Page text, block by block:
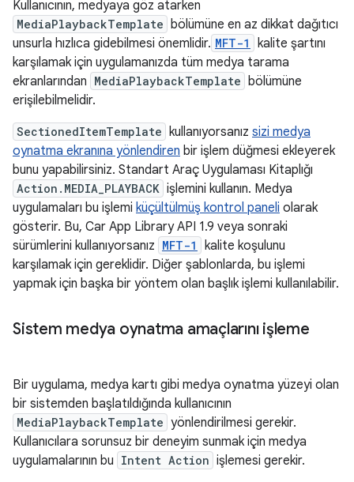
Kullanıcının, medyaya göz atarken
MediaPlaybackTemplate bölümüne en az dikkat dağıtıcı
unsurla hızlıca gidebilmesi önemlidir. MFT-1
kalite şartını
karşılamak için uygulamanızda tüm medya tarama
ekranlarından MediaPlaybackTemplate bölümüne
erişilebilmelidir.
SectionedItemTemplate kullanıyorsanız sizi medya
oynatma ekranına yönlendiren bir işlem düğmesi ekleyerek
bunu yapabilirsiniz. Standart Araç Uygulaması Kitaplığı
Action.MEDIA_PLAYBACK işlemini kullanın. Medya
uygulamaları bu işlemi küçültülmüş kontrol paneli olarak
gösterir. Bu, Car App Library API 1.9 veya sonraki
sürümlerini kullanıyorsanız MFT-1
kalite koşulunu
karşılamak için gereklidir. Diğer şablonlarda, bu işlemi
yapmak için başka bir yöntem olan başlık işlemi kullanılabilir.
Sistem medya oynatma amaçlarını işleme
Bir uygulama, medya kartı gibi medya oynatma yüzeyi olan
bir sistemden başlatıldığında kullanıcının
MediaPlaybackTemplate yönlendirilmesi gerekir.
Kullanıcılara sorunsuz bir deneyim sunmak için medya
uygulamalarının bu Intent Action işlemesi gerekir.